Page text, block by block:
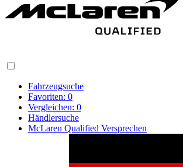
Fahrzeugsuche
Favoriten: 0
Vergleichen: 0
Händlersuche
McLaren Qualified Versprechen